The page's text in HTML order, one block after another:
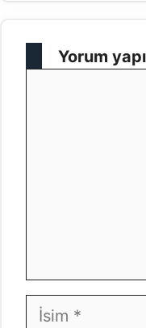
Yorum
İsim